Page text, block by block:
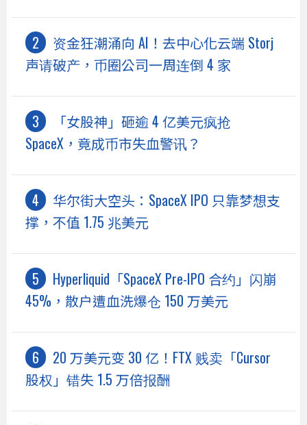
资金狂潮涌向 AI！去中心化云端 Storj
声请破产，币圈公司一周连倒 4 家
「女股神」砸逾 4 亿美元疯抢
SpaceX，竟成币市失血警讯？
华尔街大空头：SpaceX IPO 只靠梦想支
撑，不值 1.75 兆美元
Hyperliquid「SpaceX Pre-IPO 合约」闪崩
45%，散户遭血洗爆仓 150 万美元
20 万美元变 30 亿！FTX 贱卖「Cursor
股权」错失 1.5 万倍报酬